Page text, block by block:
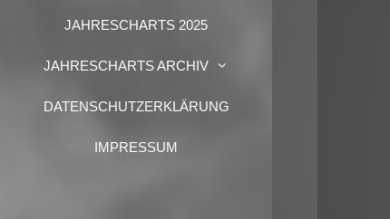
JAHRESCHARTS 2025
JAHRESCHARTS ARCHIV
DATENSCHUTZERKLÄRUNG
IMPRESSUM